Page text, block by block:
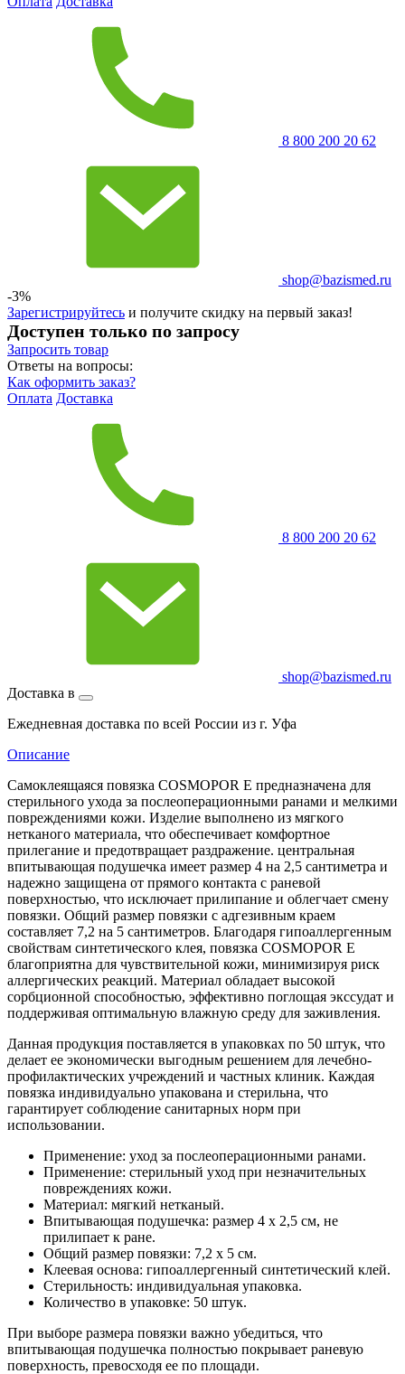
8 800 200 20 62
shop@bazismed.ru
-3%
Зарегистрируйтесь и получите скидку на первый заказ!
Доступен только по запросу
Запросить товар
Ответы на вопросы:
Как оформить заказ?
Оплата Доставка
8 800 200 20 62
shop@bazismed.ru
Доставка в
Ежедневная доставка по всей России из г. Уфа
Описание
Самоклеящаяся повязка COSMOPOR E предназначена для
стерильного ухода за послеоперационными ранами и мелкими
повреждениями кожи. Изделие выполнено из мягкого
нетканого материала, что обеспечивает комфортное
прилегание и предотвращает раздражение. центральная
впитывающая подушечка имеет размер 4 на 2,5 сантиметра и
надежно защищена от прямого контакта с раневой
поверхностью, что исключает прилипание и облегчает смену
повязки. Общий размер повязки с адгезивным краем
составляет 7,2 на 5 сантиметров. Благодаря гипоаллергенным
свойствам синтетического клея, повязка COSMOPOR E
благоприятна для чувствительной кожи, минимизируя риск
аллергических реакций. Материал обладает высокой
сорбционной способностью, эффективно поглощая экссудат и
поддерживая оптимальную влажную среду для заживления.
Данная продукция поставляется в упаковках по 50 штук, что
делает ее экономически выгодным решением для лечебно-
профилактических учреждений и частных клиник. Каждая
повязка индивидуально упакована и стерильна, что
гарантирует соблюдение санитарных норм при
использовании.
Применение: уход за послеоперационными ранами.
Применение: стерильный уход при незначительных
повреждениях кожи.
Материал: мягкий нетканый.
Впитывающая подушечка: размер 4 х 2,5 см, не
прилипает к ране.
Общий размер повязки: 7,2 х 5 см.
Клеевая основа: гипоаллергенный синтетический клей.
Стерильность: индивидуальная упаковка.
Количество в упаковке: 50 штук.
При выборе размера повязки важно убедиться, что
впитывающая подушечка полностью покрывает раневую
поверхность, превосходя ее по площади.